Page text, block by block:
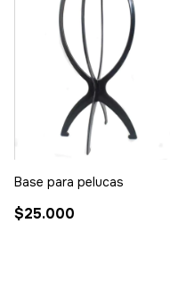
Base para pelucas
$25.000